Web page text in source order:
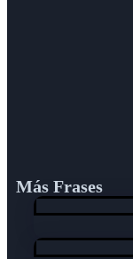
Más Frases